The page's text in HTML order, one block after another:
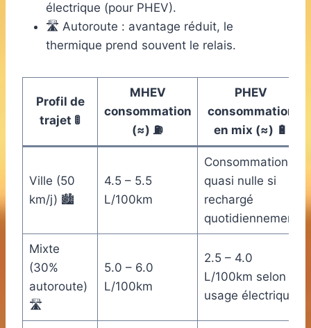
électrique (pour PHEV).
🛣️ Autoroute : avantage réduit, le
thermique prend souvent le relais.
Profil de
trajet 🚦
MHEV
consommation
(≈) ⛽️
PHEV
consommation
en mix (≈) 🔋
Ville (50
km/j) 🏙️
4.5 – 5.5
L/100km
Consommation
quasi nulle si
rechargé
quotidiennement
Mixte
(30%
autoroute)
🛣️
5.0 – 6.0
L/100km
2.5 – 4.0
L/100km selon
usage électrique